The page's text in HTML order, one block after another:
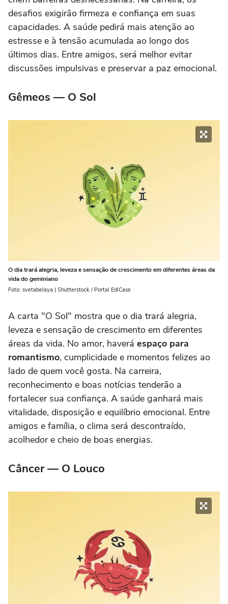
desafios exigirão firmeza e confiança em suas
capacidades. A saúde pedirá mais atenção ao
estresse e à tensão acumulada ao longo dos
últimos dias. Entre amigos, será melhor evitar
discussões impulsivas e preservar a paz emocional.
Gêmeos — O Sol
O dia trará alegria, leveza e sensação de crescimento em diferentes áreas da
vida do geminiano
Foto: svetabelaya | Shutterstock / Portal EdiCase
A carta "O Sol" mostra que o dia trará alegria,
leveza e sensação de crescimento em diferentes
áreas da vida. No amor, haverá espaço para
romantismo, cumplicidade e momentos felizes ao
lado de quem você gosta. Na carreira,
reconhecimento e boas notícias tenderão a
fortalecer sua confiança. A saúde ganhará mais
vitalidade, disposição e equilíbrio emocional. Entre
amigos e família, o clima será descontraído,
acolhedor e cheio de boas energias.
Câncer — O Louco